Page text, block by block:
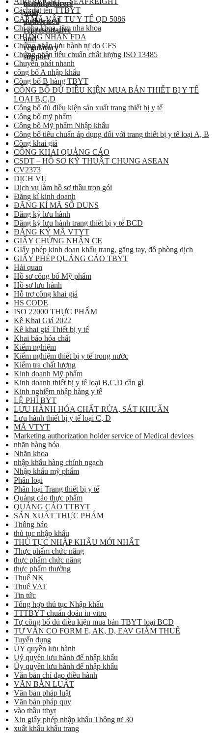
Cách đặt tên TTBYT
CẤP MÃ VẬT TƯ Y TẾ QĐ 5086
Chỉ nha khoa, tăm nha khoa
CHỨNG NHẬN FDA
Chứng nhận lưu hành tự do CFS
Chứng nhận tiêu chuẩn chất lượng ISO 13485
Chuyển phát nhanh
công bố A nhập khẩu
Công bố B hàng TBYT
CÔNG BỐ ĐỦ ĐIỀU KIỆN MUA BÁN THIẾT BỊ Y TẾ
LOẠI B,C,D
Công bố đủ điều kiện sản xuất trang thiết bị y tế
Công bố mỹ phẩm
Công bố Mỹ phẩm Nhập khẩu
Công bố tiêu chuẩn áp dụng đối với trang thiết bị y tế loại A, B
Công khai giá
CÔNG KHAI QUẢNG CÁO
CSDT – HỒ SƠ KỸ THUẬT CHUNG ASEAN
CV2373
DỊCH VỤ
Dịch vụ làm hồ sơ thầu trọn gói
Đăng kí kinh doanh
ĐĂNG KÍ MÃ SỐ DUNS
Đăng ký lưu hành
Đăng ký lưu hành trang thiết bị y tế BCD
ĐĂNG KÝ MÃ VTYT
GIẤY CHỨNG NHẬN CE
GIấy phép kinh doan khẩu trang, găng tay, đồ phòng dịch
GIẤY PHÉP QUẢNG CÁO TBYT
Hải quan
Hồ sơ công bố Mỹ phẩm
Hồ sơ lưu hành
Hỗ trợ công khai giá
HS CODE
ISO 22000 THỰC PHẨM
Kê Khai Giá 2022
Kê khai giá Thiết bị y tế
Khai báo hóa chất
Kiểm nghiệm
Kiểm nghiệm thiết bị y tế trong nước
Kiểm tra chất lượng
Kinh doanh Mỹ phẩm
Kinh doanh thiết bị y tế loại B,C,D cần gì
Kinh nghiệm nhập hàng y tế
LỆ PHÍ BYT
LƯU HÀNH HÓA CHẤT RỬA, SÁT KHUẨN
Lưu hành thiết bị y tế loại C, D
MÃ VTYT
Marketing authorization holder service of Medical devices
nhãn hàng hóa
Nhãn khoa
nhập khẩu hàng chính ngạch
Nhập khẩu mỹ phẩm
Phân loại
Phân loại Trang thiết bị y tế
Quảng cáo thực phẩm
QUẢNG CÁO TTBYT
SẢN XUẤT THỰC PHẨM
Thông báo
thủ tục nhập khẩu
THỦ TỤC NHẬP KHẨU MỚI NHẤT
Thực phẩm chức năng
thực phẩm chức năng
thực phẩm thường
Thuế NK
Thuế VAT
Tin tức
Tổng hợp thủ tục Nhập khẩu
TTTBYT chuẩn đoán in vitro
Tự công bố đủ điều kiện mua bán TBYT loại BCD
TƯ VẤN CO FORM E, AK, D, EAV GIẢM THUẾ
Tuyển dụng
ỦY quyền lưu hành
Uỷ quyền lưu hành để nhập khẩu
Ủy quyền lưu hành để nhập khẩu
Văn bản chỉ đạo điều hành
VĂN BẢN LUẬT
Văn bản pháp luật
Văn bản pháp quy
vào thầu ttbyt
Xin giấy phép nhập khẩu Thông tư 30
xuất khẩu khẩu trang